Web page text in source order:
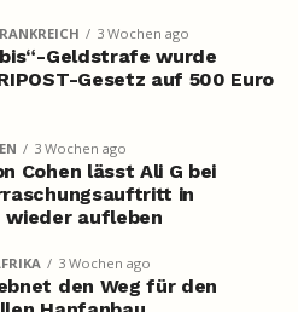
3 Wochen ago
Geldstrafe wurde
Gesetz auf 500 Euro
3 Wochen ago
Cohen lässt Ali G bei
in
wieder aufleben
3 Wochen ago
den Weg für den